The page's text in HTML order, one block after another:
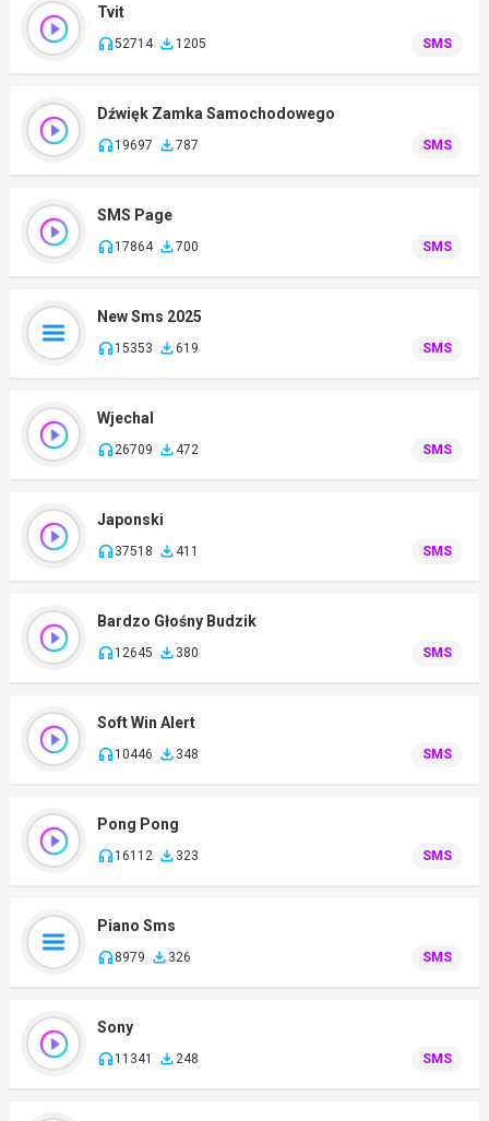
Tvit
52714 1205 SMS
Dźwięk Zamka Samochodowego
19697 787 SMS
SMS Page
17864 700 SMS
New Sms 2025
15353 619 SMS
Wjechal
26709 472 SMS
Japonski
37518 411 SMS
Bardzo Głośny Budzik
12645 380 SMS
Soft Win Alert
10446 348 SMS
Pong Pong
16112 323 SMS
Piano Sms
8979 326 SMS
Sony
11341 248 SMS